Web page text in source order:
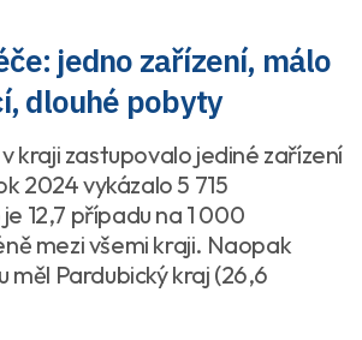
jedno zařízení, málo
dlouhé pobyty
kraji zastupovalo jediné zařízení
2024 vykázalo 5 715
12,7 případu na 1 000
mezi všemi kraji. Naopak
měl Pardubický kraj (26,6